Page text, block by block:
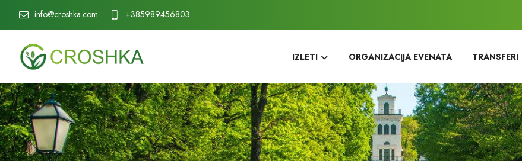
info@croshka.com +385989456803
IZLETI ORGANIZACIJA EVENATA TRANSFERI